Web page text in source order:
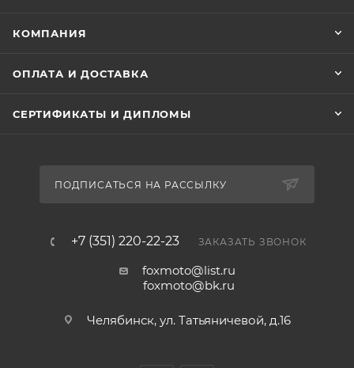
КОМПАНИЯ
ОПЛАТА И ДОСТАВКА
СЕРТИФИКАТЫ И ДИПЛОМЫ
ПОДПИСАТЬСЯ НА РАССЫЛКУ
+7 (351) 220-22-23 ЗАКАЗАТЬ ЗВОНОК
foxmoto@list.ru
foxmoto@bk.ru
Челябинск, ул. Татьяничевой, д.16